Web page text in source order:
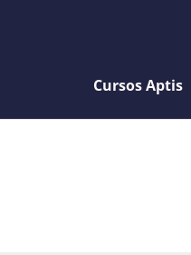
Cursos Aptis